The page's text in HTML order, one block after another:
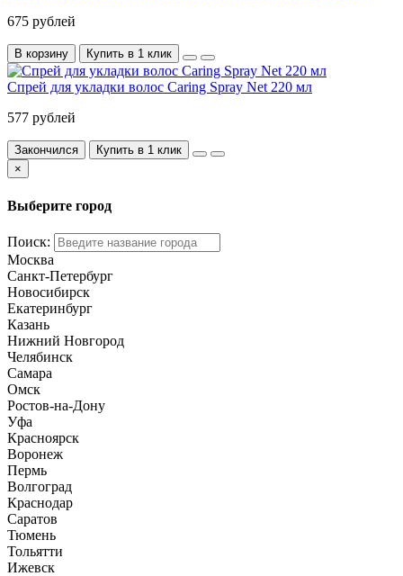
675 рублей
В корзину Купить в 1 клик
Спрей для укладки волос Caring Spray Net 220 мл
577 рублей
Закончился
Купить в 1 клик
×
Выберите город
Поиск:
Москва
Санкт-Петербург
Новосибирск
Екатеринбург
Казань
Нижний Новгород
Челябинск
Самара
Омск
Ростов-на-Дону
Уфа
Красноярск
Воронеж
Пермь
Волгоград
Краснодар
Саратов
Тюмень
Тольятти
Ижевск